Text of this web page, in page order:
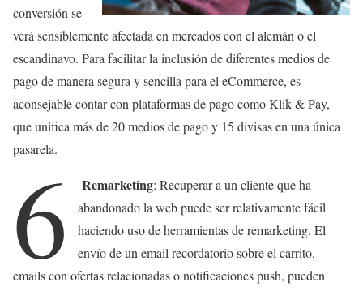
conversión se
verá sensiblemente afectada en mercados con el alemán o el
escandinavo. Para facilitar la inclusión de diferentes medios de
pago de manera segura y sencilla para el eCommerce, es
aconsejable contar con plataformas de pago como Klik & Pay,
que unifica más de 20 medios de pago y 15 divisas en una única
pasarela.
6 Remarketing: Recuperar a un cliente que ha
abandonado la web puede ser relativamente fácil
haciendo uso de herramientas de remarketing. El
envío de un email recordatorio sobre el carrito,
emails con ofertas relacionadas o notificaciones push, pueden